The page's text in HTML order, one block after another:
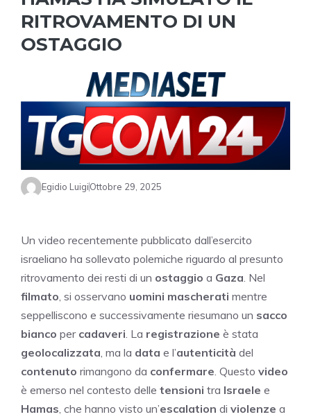
RITROVAMENTO DI UN
OSTAGGIO
Egidio LuigiOttobre 29, 2025
Un video recentemente pubblicato dall’esercito
israeliano ha sollevato polemiche riguardo al presunto
ritrovamento dei resti di un ostaggio a Gaza . Nel
filmato , si osservano uomini mascherati mentre
seppelliscono e successivamente riesumano un sacco
bianco percadaveri . La registrazione è stata
geolocalizzata , ma la data e l’autenticità del
contenuto rimangono da confermare . Questo video
è emerso nel contesto delle tensioni tra Israele e
Hamas , che hanno visto un’escalation di violenze a